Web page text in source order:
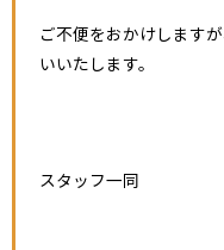
ご不便をおかけします
いいたします。
スタッフ一同